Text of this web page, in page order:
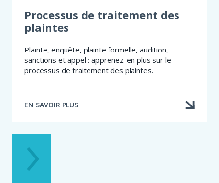
Processus de traitement des
plaintes
Plainte, enquête, plainte formelle, audition,
sanctions et appel : apprenez-en plus sur le
processus de traitement des plaintes.
EN SAVOIR PLUS
À
PROCESSUS
DE
TRAITEMENT
DES